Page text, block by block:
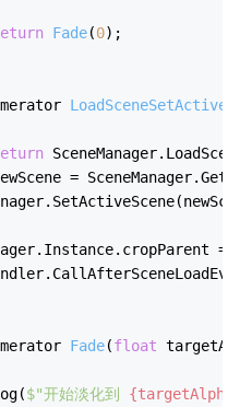
Fade(0) ;
LoadSceneSetActive
=
=
Fade(float
$"开始淡化到 {targetAlpha}